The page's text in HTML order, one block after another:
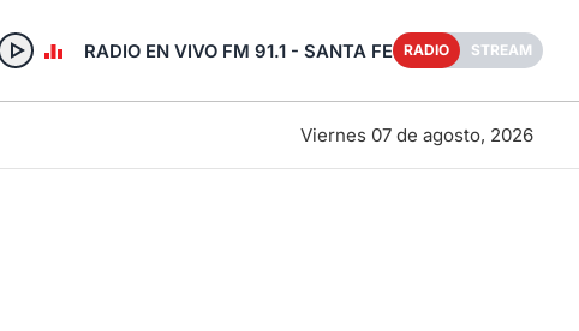
RADIO EN VIVO FM 91.1 - SANTA FE RADIO STREAM
Viernes 07 de agosto, 2026